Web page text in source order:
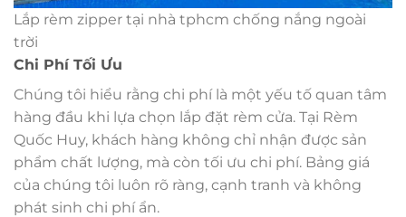
Lắp rèm zipper tại nhà tphcm chống nắng ngoài
trời
Chi Phí Tối Ưu
Chúng tôi hiểu rằng chi phí là một yếu tố quan tâm
hàng đầu khi lựa chọn lắp đặt rèm cửa. Tại Rèm
Quốc Huy, khách hàng không chỉ nhận được sản
phẩm chất lượng, mà còn tối ưu chi phí. Bảng giá
của chúng tôi luôn rõ ràng, cạnh tranh và không
phát sinh chi phí ẩn.